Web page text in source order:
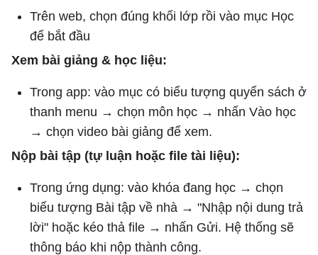
Trên web, chọn đúng khối lớp rồi vào mục Học
để bắt đầu
Xem bài giảng & học liệu:
Trong app: vào mục có biểu tượng quyển sách ở
thanh menu → chọn môn học → nhấn Vào học
→ chọn video bài giảng để xem.
Nộp bài tập (tự luận hoặc file tài liệu):
Trong ứng dụng: vào khóa đang học → chọn
biểu tượng Bài tập về nhà → "Nhập nội dung trả
lời" hoặc kéo thả file → nhấn Gửi. Hệ thống sẽ
thông báo khi nộp thành công.